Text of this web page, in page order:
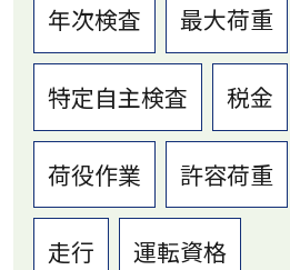
年次検査 最大荷重
特定自主検査 税金
荷役作業 許容荷重
走行 運転資格